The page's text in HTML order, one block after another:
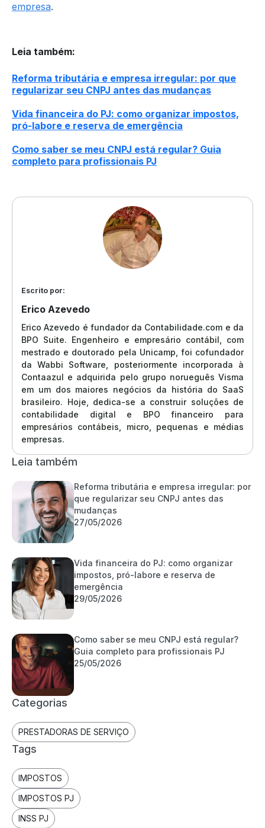
empresa.
Leia também:
Reforma tributária e empresa irregular: por que
regularizar seu CNPJ antes das mudanças
Vida financeira do PJ: como organizar impostos,
pró-labore e reserva de emergência
Como saber se meu CNPJ está regular? Guia
completo para profissionais PJ
Escrito por:
Erico Azevedo
Erico Azevedo é fundador da Contabilidade.com e da
BPO Suite. Engenheiro e empresário contábil, com
mestrado e doutorado pela Unicamp, foi cofundador
da Wabbi Software, posteriormente incorporada à
Contaazul e adquirida pelo grupo norueguês Visma
em um dos maiores negócios da história do SaaS
brasileiro. Hoje, dedica-se a construir soluções de
contabilidade digital e BPO financeiro para
empresários contábeis, micro, pequenas e médias
empresas.
Leia também
Reforma tributária e empresa irregular: por
que regularizar seu CNPJ antes das
mudanças
27/05/2026
Vida financeira do PJ: como organizar
impostos, pró-labore e reserva de
emergência
29/05/2026
Como saber se meu CNPJ está regular?
Guia completo para profissionais PJ
25/05/2026
Categorias
PRESTADORAS DE SERVIÇO
Tags
IMPOSTOS
IMPOSTOS PJ
INSS PJ